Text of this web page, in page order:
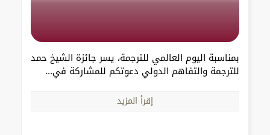
بمناسبة اليوم العالمي للترجمة، يسر جائزة الشيخ حمد
للترجمة والتفاهم الدولي دعوتكم للمشاركة في...
إقرأ المزيد